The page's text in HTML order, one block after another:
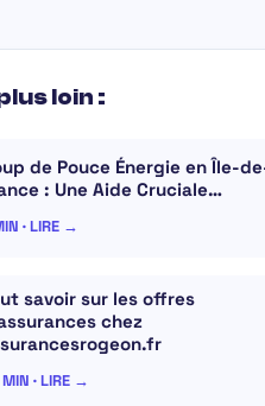
loin :
de Pouce Énergie en Île-
: Une Aide Cruciale…
· LIRE →
savoir sur les offres
chez
· LIRE →